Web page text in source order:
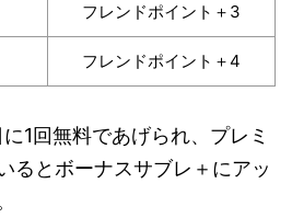
フレンドポイント＋3
フレンドポイント＋4
1回無料であげられ、プレミ
るとボーナスサブレ＋にアッ